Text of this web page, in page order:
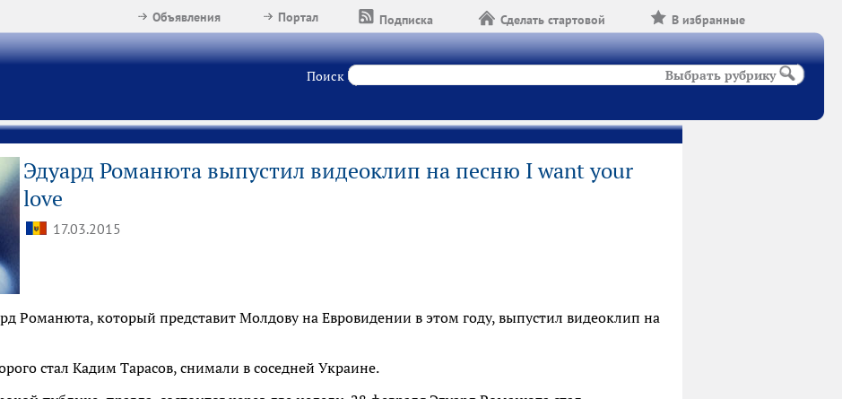
В избранные
Сделать стартовой
Подписка
Портал
Объявления
Поиск Выбрать рубрику
Эдуард Романюта выпустил видеоклип на песню I want your
love
17.03.2015
Романюта, который представит Молдову на Евровидении в этом году, выпустил видеоклип на
стал Кадим Тарасов, снимали в соседней Украине.